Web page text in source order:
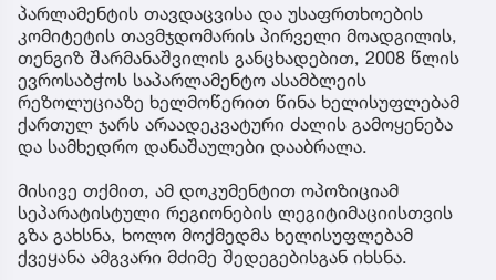
პარლამენტის თავდაცვისა და უსაფრთხოების
კომიტეტის თავმჯდომარის პირველი მოადგილის,
თენგიზ შარმანაშვილის განცხადებით, 2008 წლის
ევროსაბჭოს საპარლამენტო ასამბლეის
რეზოლუციაზე ხელმოწერით წინა ხელისუფლებამ
ქართულ ჯარს არაადეკვატური ძალის გამოყენება
და სამხედრო დანაშაულები დააბრალა.
მისივე თქმით, ამ დოკუმენტით ოპოზიციამ
სეპარატისტული რეგიონების ლეგიტიმაციისთვის
გზა გახსნა, ხოლო მოქმედმა ხელისუფლებამ
ქვეყანა ამგვარი მძიმე შედეგებისგან იხსნა.